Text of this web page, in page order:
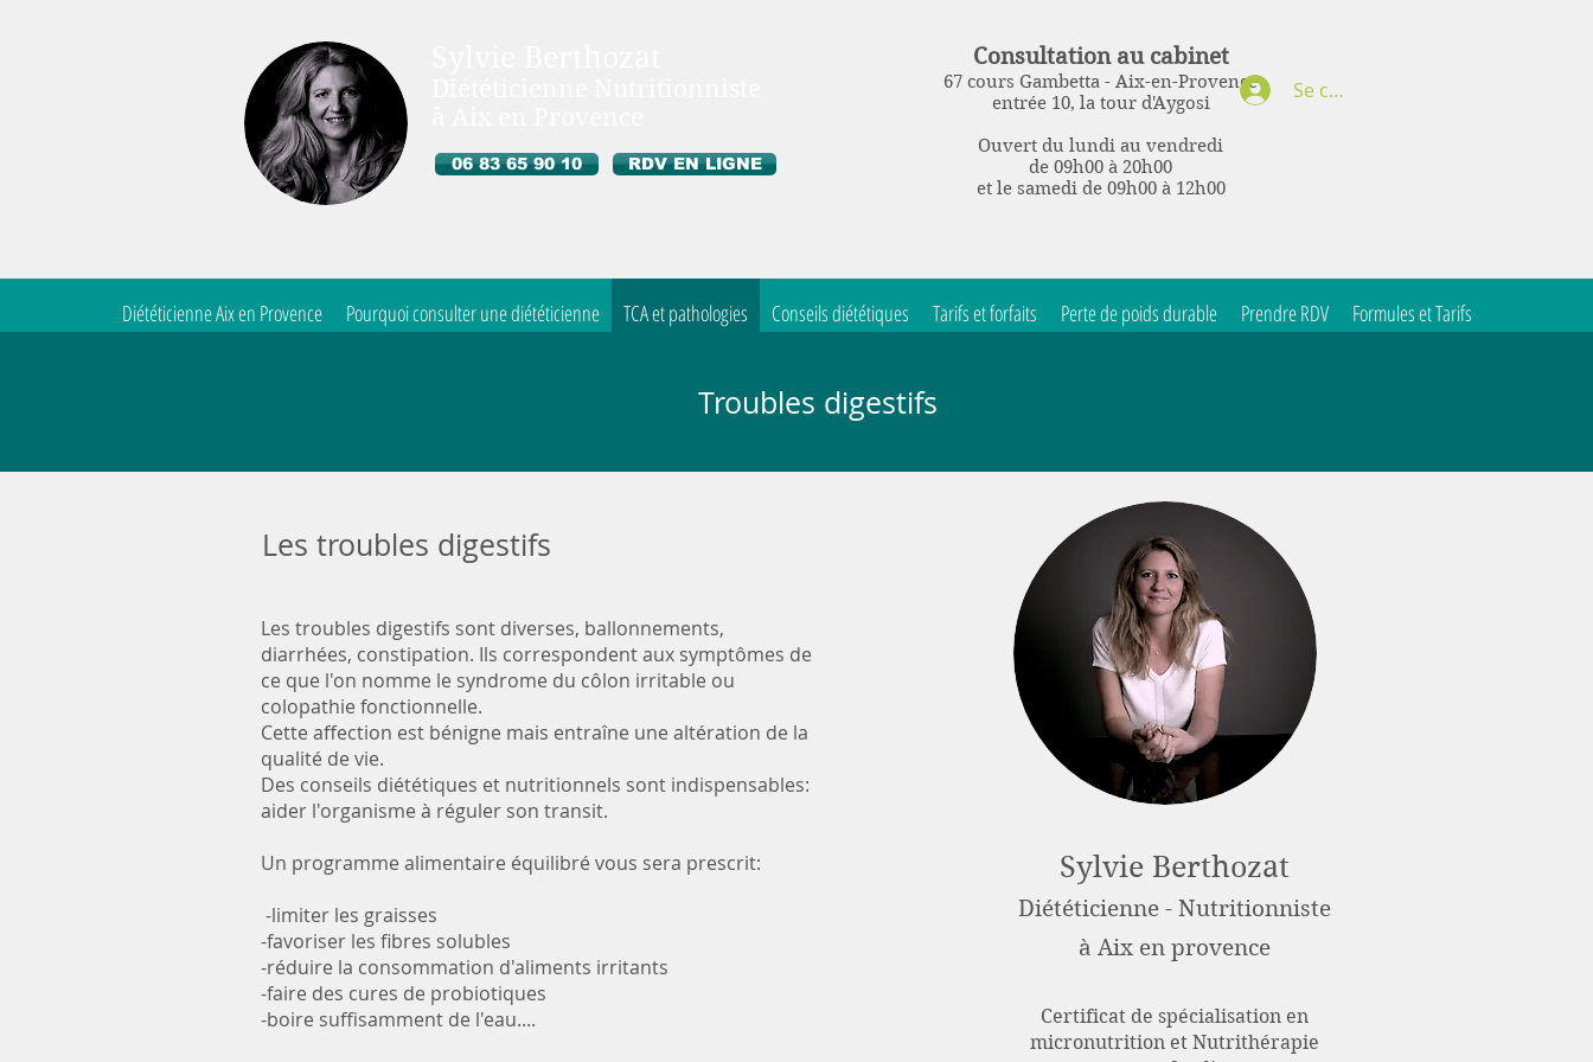
RDV EN LIGNE
06 83 65 90 10
Consultation au cabinet
67 cours Gambetta - Aix-en-Provence
entrée 10, la tour d'Aygosi
Ouvert du lundi au vendredi
de 09h00 à 20h00
et le samedi de 09h00 à 12h00
Se connecter
Diététicienne Aix en Provence Pourquoi consulter une diététicienne TCA et pathologies Conseils diététiques Tarifs et forfaits Perte de poids durable Prendre RDV Formules et Tarifs
Troubles digestifs
Les troubles digestifs
Les troubles digestifs sont diverses, ballonnements,
diarrhées, constipation. Ils correspondent aux symptômes de
ce que l'on nomme le syndrome du côlon irritable ou
colopathie fonctionnelle.
Cette affection est bénigne mais entraîne une altération de la
qualité de vie.
Des conseils diététiques et nutritionnels sont indispensables:
aider l'organisme à réguler son transit.
Un programme alimentaire équilibré vous sera prescrit:
-limiter les graisses
-favoriser les fibres solubles
-réduire la consommation d'aliments irritants
-faire des cures de probiotiques
-boire suffisamment de l'eau....
Sylvie Berthozat
Diététicienne - Nutritionniste
à Aix en provence
Certificat de spécialisation en
micronutrition et Nutrithérapie